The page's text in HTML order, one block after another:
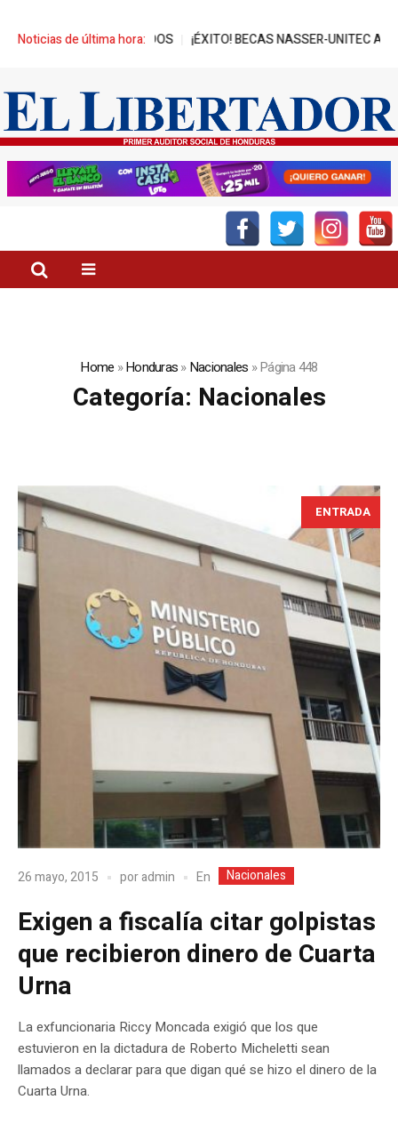
Noticias de última hora:
¡ÉXITO! BECAS NASSER-UNITEC ALCANZA MIL JÓVENES
Home »Honduras»Nacionales »Página 448
Categoría: Nacionales
ENTRADA
26 mayo, 2015 poradmin En Nacionales
Exigen a fiscalía citar golpistas
que recibieron dinero de Cuarta
Urna
La exfuncionaria Riccy Moncada exigió que los que
estuvieron en la dictadura de Roberto Micheletti sean
llamados a declarar para que digan qué se hizo el dinero de la
Cuarta Urna.